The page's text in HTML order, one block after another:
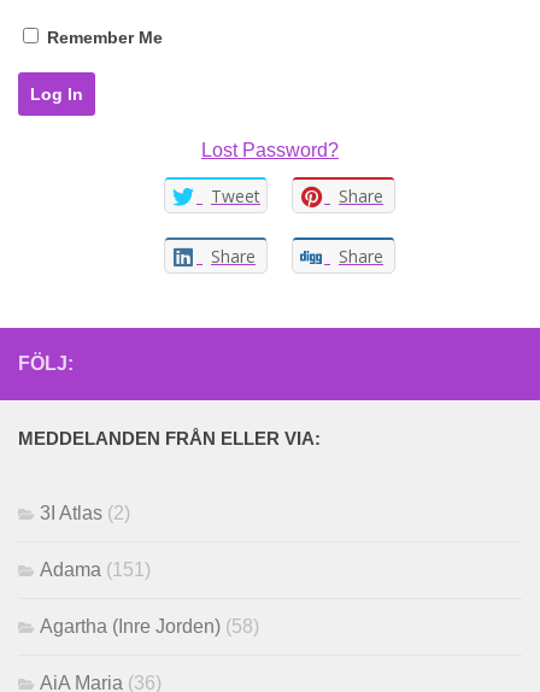
Remember Me
Lost Password?
Tweet Share
Share Share
FÖLJ:
MEDDELANDEN FRÅN ELLER VIA:
3I Atlas (2)
Adama (151)
Agartha (Inre Jorden) (58)
AiA Maria (36)